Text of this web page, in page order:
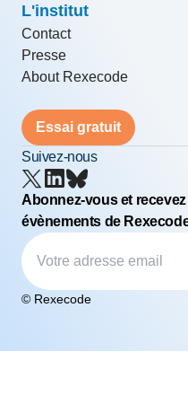
L'institut
Contact
Presse
About Rexecode
Essai gratuit
Suivez-nous
Abonnez-vous et
évènements de
© Rexecode